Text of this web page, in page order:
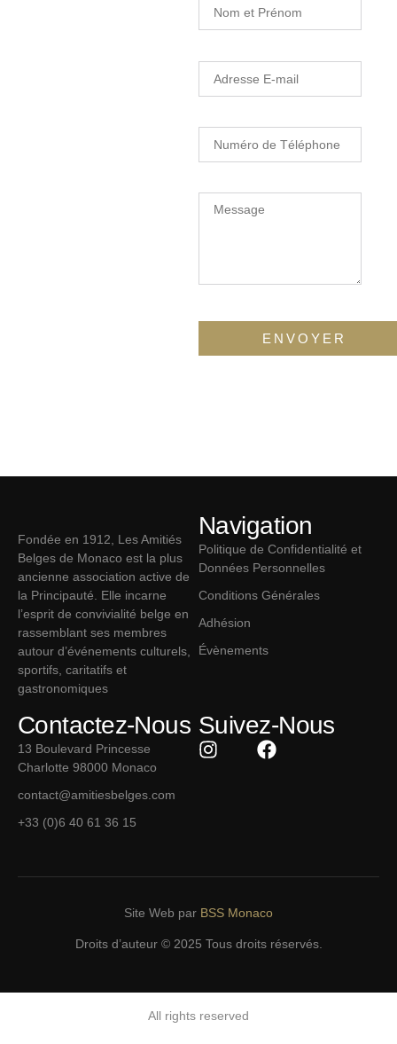
Fondée en 1912, Les Amitiés
Belges de Monaco est la plus
ancienne association active de
la Principauté. Elle incarne
l’esprit de convivialité belge en
rassemblant ses membres
autour d’événements culturels,
sportifs, caritatifs et
gastronomiques
Navigation
Politique de Confidentialité et
Données Personnelles
Conditions Générales
Adhésion
Évènements
Contactez-Nous
13 Boulevard Princesse
Charlotte 98000 Monaco
contact@amitiesbelges.com
+33 (0)6 40 61 36 15
Suivez-Nous
Site Web par BSS Monaco
Droits d’auteur © 2025 Tous droits réservés.
All rights reserved